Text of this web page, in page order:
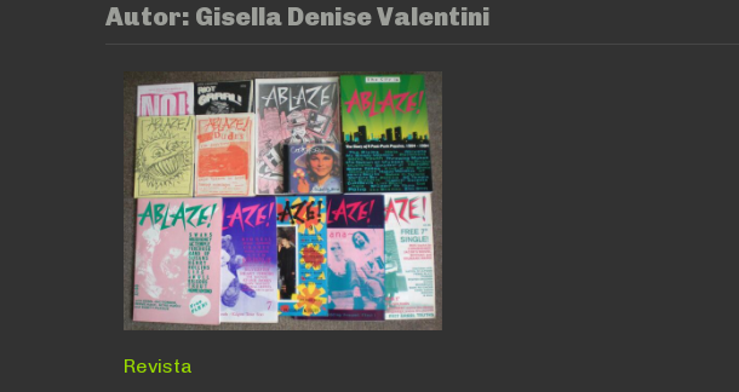
Autor: Gisella Denise Valentini
Revista